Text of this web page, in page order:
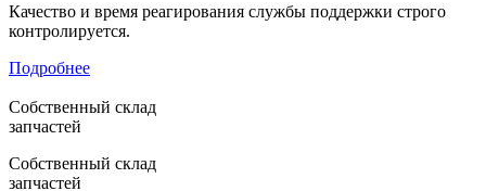
Качество и время реагирования службы поддержки строго
контролируется.
Подробнее
Собственный склад
запчастей
Собственный склад
запчастей